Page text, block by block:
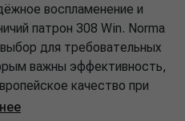
воспламенение и
патрон 308 Win. Norma
для требовательных
важны эффективность,
качество при